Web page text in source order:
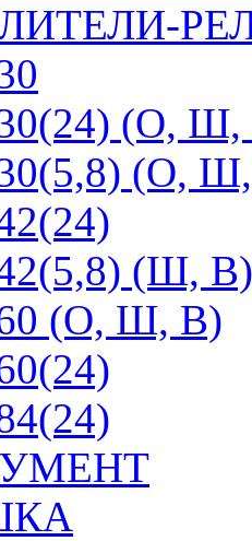
(О,
(О,
(Ш, В)
(О, Ш, В)